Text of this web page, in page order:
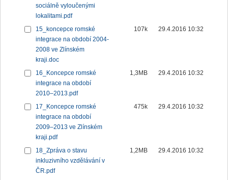
sociálně vyloučenými
lokalitami.pdf
15_koncepce romské
integrace na období 2004-
2008 ve Zlínském
kraji.doc
107k 29.4.2016 10:32
16_Koncepce romské
integrace na období
2010–2013.pdf
1,3MB 29.4.2016 10:32
17_Koncepce romské
integrace na období
2009–2013 ve Zlínském
kraji.pdf
475k 29.4.2016 10:32
18_Zpráva o stavu
inkluzivního vzdělávání v
ČR.pdf
1,2MB 29.4.2016 10:32